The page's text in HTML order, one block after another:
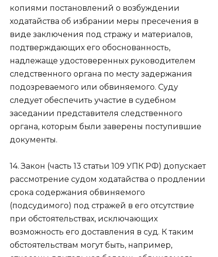
копиями постановлений о возбуждении
ходатайства об избрании меры пресечения в
виде заключения под стражу и материалов,
подтверждающих его обоснованность,
надлежаще удостоверенных руководителем
следственного органа по месту задержания
подозреваемого или обвиняемого. Суду
следует обеспечить участие в судебном
заседании представителя следственного
органа, которым были заверены поступившие
документы.
14. Закон (часть 13 статьи 109 УПК РФ) допускает
рассмотрение судом ходатайства о продлении
срока содержания обвиняемого
(подсудимого) под стражей в его отсутствие
при обстоятельствах, исключающих
возможность его доставления в суд. К таким
обстоятельствам могут быть, например,